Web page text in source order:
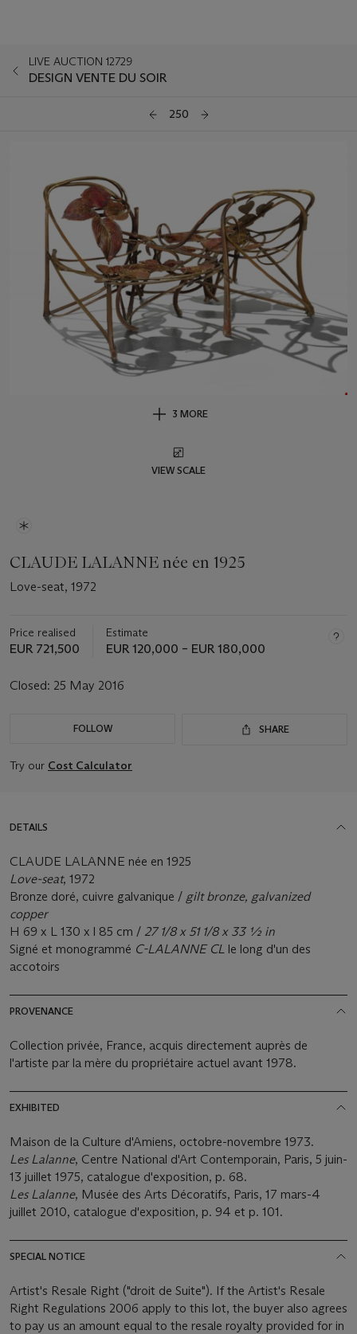
LIVE AUCTION 12729
DESIGN VENTE DU SOIR
250
3 MORE
VIEW SCALE
CLAUDE LALANNE née en 1925
Love-seat, 1972
Price realised
EUR 721,500
Estimate
EUR 120,000 – EUR 180,000
Closed: 25 May 2016
FOLLOW SHARE
Try our Cost Calculator
DETAILS
CLAUDE LALANNE née en 1925
Love-seat, 1972
Bronze doré, cuivre galvanique / gilt bronze, galvanized
copper
H 69 x L 130 x l 85 cm / 27 1/8 x 51 1/8 x 33 ½ in
Signé et monogrammé C-LALANNE CL le long d'un des
accotoirs
PROVENANCE
Collection privée, France, acquis directement auprès de
l'artiste par la mère du propriétaire actuel avant 1978.
EXHIBITED
Maison de la Culture d'Amiens, octobre-novembre 1973.
Les Lalanne, Centre National d'Art Contemporain, Paris, 5 juin-
13 juillet 1975, catalogue d'exposition, p. 68.
Les Lalanne, Musée des Arts Décoratifs, Paris, 17 mars-4
juillet 2010, catalogue d'exposition, p. 94 et p. 101.
SPECIAL NOTICE
Artist's Resale Right ("droit de Suite"). If the Artist's Resale
Right Regulations 2006 apply to this lot, the buyer also agrees
to pay us an amount equal to the resale royalty provided for in